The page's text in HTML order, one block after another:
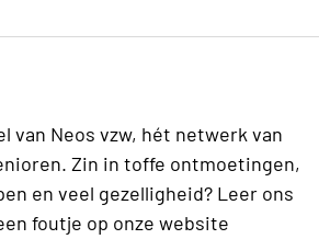
van Neos vzw, hét netwerk van
Zin in toffe ontmoetingen,
en veel gezelligheid? Leer ons
foutje op onze website